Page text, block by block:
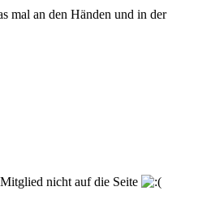
mal an den Händen und in der
nicht auf die Seite